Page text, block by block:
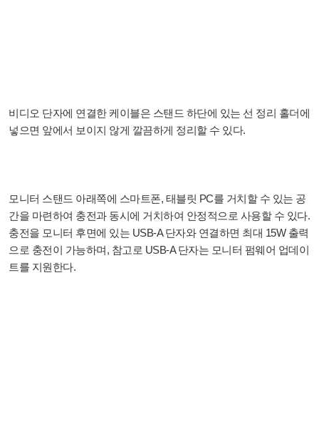
비디오 단자에 연결한 케이블은 스탠드 하단에 있는 선 정리 홀더에
넣으면 앞에서 보이지 않게 깔끔하게 정리할 수 있다.
모니터 스탠드 아래쪽에 스마트폰, 태블릿 PC를 거치할 수 있는 공
간을 마련하여 충전과 동시에 거치하여 안정적으로 사용할 수 있다.
충전을 모니터 후면에 있는 USB-A 단자와 연결하면 최대 15W 출력
으로 충전이 가능하며, 참고로 USB-A 단자는 모니터 펌웨어 업데이
트를 지원한다.